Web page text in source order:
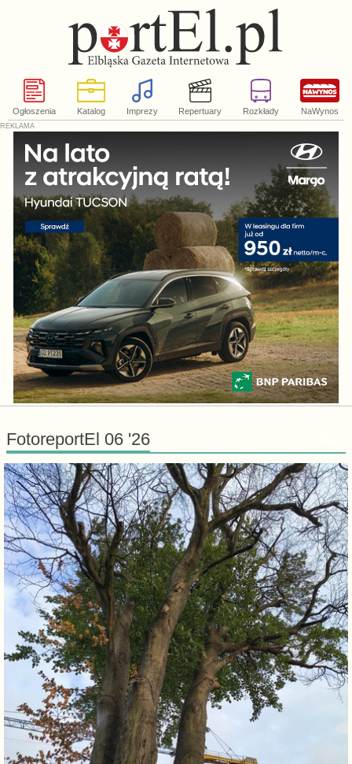
Ogłoszenia Katalog Imprezy Repertuary Rozkłady NaWynos
FotoreportEl 06 '26